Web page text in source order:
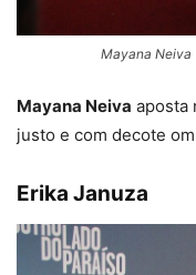
Mayana Neiva
Mayana Neiva aposta
justo e com decote
Erika Januza